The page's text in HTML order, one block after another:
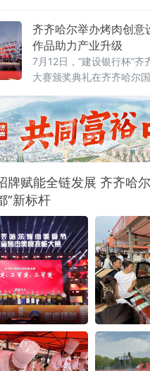
赛事、涉外交流、历史街
旅资源，破除单点运营、
发展瓶颈，探索特色化、
融合发展新路径，推动辖
区提质向全域业态联动升
齐齐哈尔举办烤肉创
作品助力产业升级
7月12日，“建设银行杯”
大赛颁奖典礼在齐齐哈尔
场举行。大赛以“鹤城烟火
共收到有效参赛作品1464
计赋能烤肉产业，推动本
方有关部门负责人、高校
餐饮企业代表及媒体记者
化展开交
牌赋能全链发展 齐齐哈
”新标杆